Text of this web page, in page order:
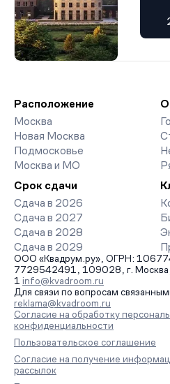
Расположение
Москва
Новая Москва
Подмосковье
Москва и МО
Срок сдачи
Сдача в 2026
Сдача в 2027
Сдача в 2028
Сдача в 2029
ООО «Квадрум.ру», ОГРН:
7729542491, 109028, г. Москва,
1 info@kvadroom.ru
Для связи по вопросам
reklama@kvadroom.ru
Согласие на обработку
конфиденциальности
Пользовательское соглашение
Согласие на получение
рассылок